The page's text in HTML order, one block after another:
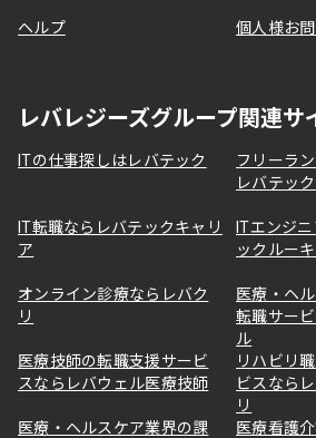
ヘルプ 個人様お
レバレジーズグループ関連サ
ITの仕事探しはレバテック
フリーラ
レバテッ
IT転職ならレバテックキャリ
ア
ITエンジ
ックルー
オンライン診療ならレバク
リ
医療・ヘ
転職サー
ル
医療技師の転職支援サービ
スならレバウェル医療技師
リハビリ
ビスなら
リ
医療・ヘルスケア業界の課
医療看護